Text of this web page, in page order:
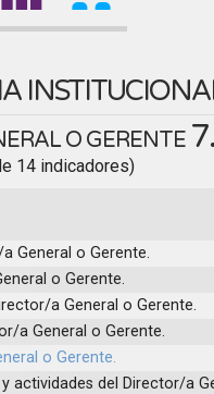
O GERENTE
14 indicadores)
General o Gerente.
o Gerente.
a General o Gerente.
a General o Gerente.
o Gerente.
actividades del Director/a